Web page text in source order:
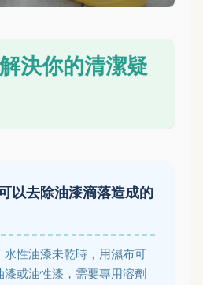
決你的清潔疑
以去除油漆滴落造成的
水性油漆未乾時，用濕布可
或油性漆，需要專用溶劑